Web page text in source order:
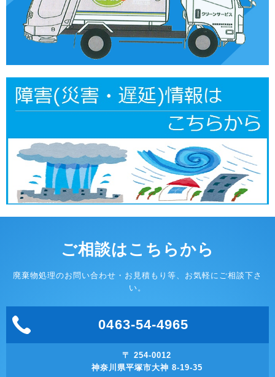
ご相談はこちらから
廃棄物処理のお問い合わせ・お見積もり等、お気軽にご相談下さ
い。
0463-54-4965
〒 254-0012
神奈川県平塚市大神 8-19-35